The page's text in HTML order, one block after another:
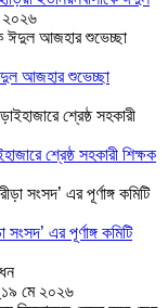
২০২৬
আজহার শুভেচ্ছা
শ্রেষ্ঠ সহকারী শিক্ষক
এর পূর্ণাঙ্গ কমিটি
১৯ মে ২০২৬